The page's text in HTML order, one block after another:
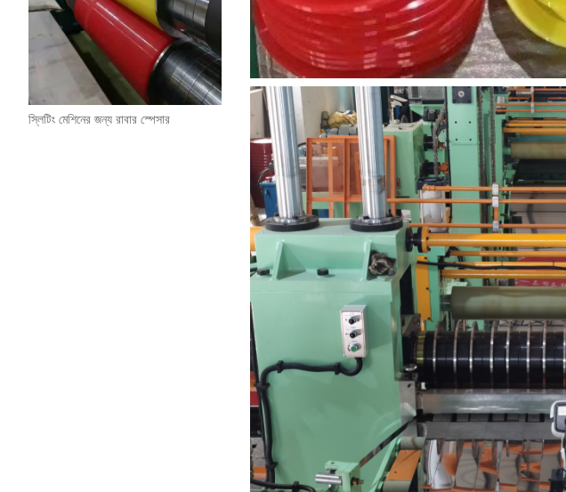
স্লিটিং মেশিনের জন্য রাবার স্পেসার